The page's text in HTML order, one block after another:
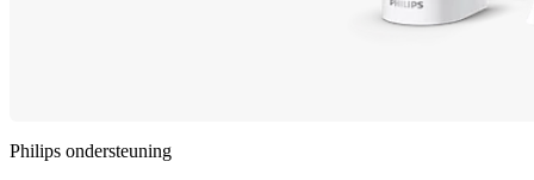
Philips ondersteuning